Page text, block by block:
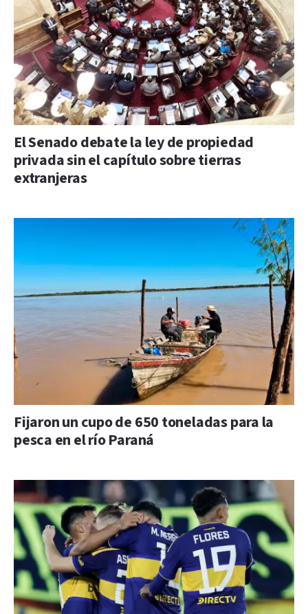
El Senado debate la ley de propiedad
privada sin el capítulo sobre tierras
extranjeras
Fijaron un cupo de 650 toneladas para la
pesca en el río Paraná